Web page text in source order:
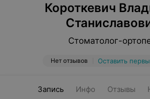
Короткевич
Стоматолог-
Нет отзывов Оставить
Запись Инфо Отзывы